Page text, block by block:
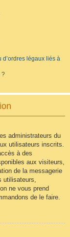
d’ordres légaux liés à
?
administrateurs du
utilisateurs inscrits.
à des
aux visiteurs,
de la messagerie
utilisateurs,
ne vous prend
de le faire.